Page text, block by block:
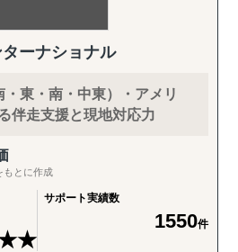
ーナショナル
東・南・中東）・アメリ
伴走支援と現地対応力
もとに作成
★
サポート実績数
1550件